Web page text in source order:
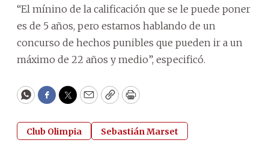
“El mínino de la calificación que se le puede poner
es de 5 años, pero estamos hablando de un
concurso de hechos punibles que pueden ir a un
máximo de 22 años y medio”, especificó.
WhatsApp
Facebook
Twitter
EmailCopyPrint
Club Olimpia Sebastián Marset